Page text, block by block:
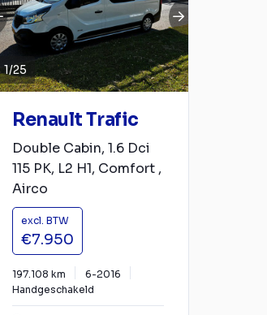
1/25
Renault Trafic
Double Cabin, 1.6 Dci
115 PK, L2 H1, Comfort ,
Airco
excl. BTW
€7.950
197.108 km
6-2016
Handgeschakeld